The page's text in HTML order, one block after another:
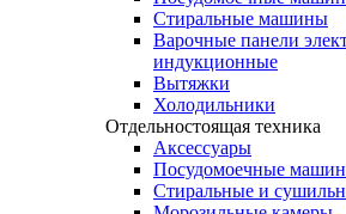
Стиральные машины
Варочные панели
индукционные
Вытяжки
Холодильники
Отдельностоящая техника
Аксессуары
Посудомоечные
Стиральные и